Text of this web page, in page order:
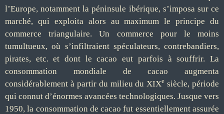
l’Europe, notamment la péninsule ibérique, s’imposa sur ce
marché, qui exploita alors au maximum le principe du
commerce triangulaire. Un commerce pour le moins
tumultueux, où s’infiltraient spéculateurs, contrebandiers,
pirates, etc. et dont le cacao eut parfois à souffrir. La
consommation mondiale de cacao augmenta
considérablement à partir du milieu du XIXe siècle, période
qui connut d’énormes avancées technologiques. Jusque vers
1950, la consommation de cacao fut essentiellement assurée